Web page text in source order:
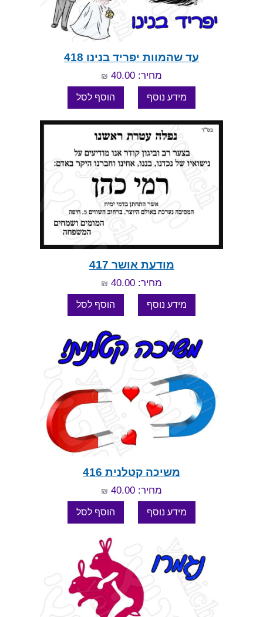
עד שהמוות יפריד בנינו 418
מחיר: 40.00 ₪
מודעת אושר 417
מחיר: 40.00 ₪
משיכה קטלנית 416
מחיר: 40.00 ₪